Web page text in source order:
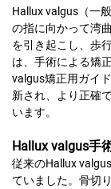
Hallux valgus（一
の指に向かって湾
を引き起こし、歩
は、手術による矯
valgus矯正用ガイ
新され、より正確
います。
Hallux valgus手
従来のHallux
ていました。骨切